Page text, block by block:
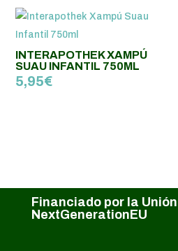
INTERAPOTHEK XAMPÚ
SUAU INFANTIL 750ML
5,95€
Financiado por la
NextGenerationEU